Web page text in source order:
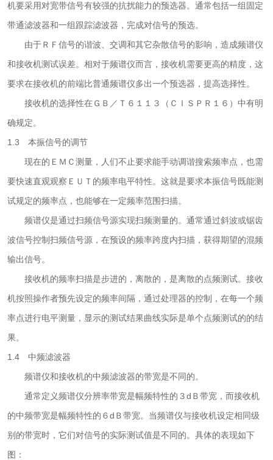
机要采用对宽带信号有较强的抗扰能力的预选器。通常包括一组固定
带通滤波器和一组跟踪滤波器，完成对信号的预选。
由于ＲＦ信号的谐波、交调和其它杂散信号的影响，造成频谱仪
和接收机测试误差。相对于频谱仪而言，接收机需要更高的精度，这
要求在接收机的前端比普通频谱仪多出一个预选器，提高选择性。
接收机的选择性在ＧＢ／Ｔ６１１３（ＣＩＳＰＲ１６）中有明
确规定。
1.3 本振信号的调节
现在的ＥＭＣ测量，人们不止要求能手动调谐搜索频率点，也需
要快速直观观察ＥＵＴ的频率电平特性。这就是要求本振信号既能测
试规定的频率点，也能够在一定频率范围扫描。
频谱仪是通过扫频信号源实现扫频测量的。通常通过斜波或锯齿
波信号控制扫频信号源，在预设的频率跨度内扫描，获得期望的混频
输出信号。
接收机的频率扫描是步进的，离散的，是离散的点频测试。接收
机按照操作者预先设定的频率间隔，通过处理器的控制，在每一个频
率点进行电平测量，显示的测试结果曲线实际是单个点频测试的的结
果。
1.4 中频滤波器
频谱仪和接收机的中频滤波器的带宽是不同的。
通常定义频谱仪分辨率带宽是幅频特性的３dＢ带宽，而接收机
的中频带宽是幅频特性的６dＢ带宽。当频谱仪与接收机设定相同级
别的带宽时，它们对信号的实际测试值是不同的。具体的表现如下
图：